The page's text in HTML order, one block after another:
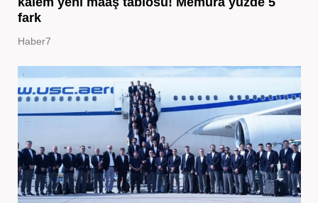
fark
Haber7